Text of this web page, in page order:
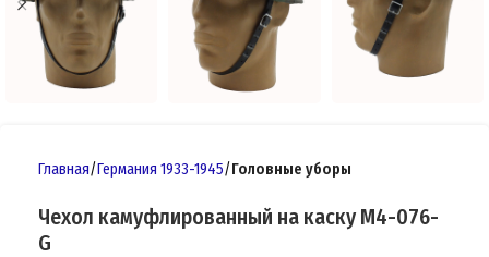
Главная Германия 1933-1945 Головные уборы
Чехол камуфлированный на каску M4-076-
G